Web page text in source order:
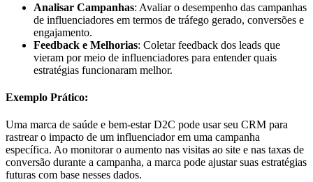
Analisar Campanhas: Avaliar o desempenho das campanhas
de influenciadores em termos de tráfego gerado, conversões e
engajamento.
Feedback e Melhorias: Coletar feedback dos leads que
vieram por meio de influenciadores para entender quais
estratégias funcionaram melhor.
Exemplo Prático:
Uma marca de saúde e bem-estar D2C pode usar seu CRM para
rastrear o impacto de um influenciador em uma campanha
específica. Ao monitorar o aumento nas visitas ao site e nas taxas de
conversão durante a campanha, a marca pode ajustar suas estratégias
futuras com base nesses dados.